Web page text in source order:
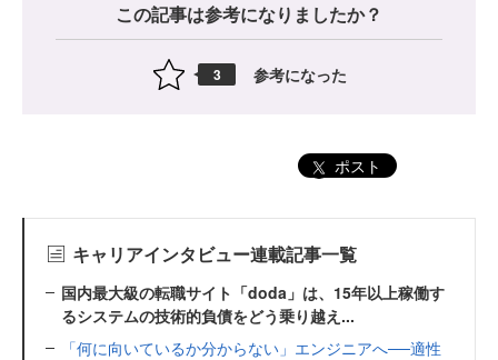
この記事は参考になりましたか？
3 参考になった
ポスト
キャリアインタビュー連載記事一覧
国内最大級の転職サイト「doda」は、15年以上稼働す
るシステムの技術的負債をどう乗り越え...
「何に向いているか分からない」エンジニアへ──適性